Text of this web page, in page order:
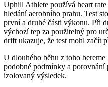
Uphill Athlete používá heart
hledání aerobního prahu. Test
první a druhé části výkonu. Při
výchozí tep za použitelný pro
drift ukazuje, že test mohl začít
U dlouhého běhu z toho
podobné podmínky a porovnání
izolovaný výsledek.